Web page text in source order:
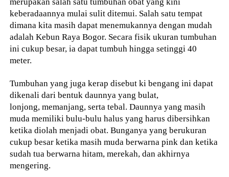
keberadaannya mulai sulit ditemui. Salah satu tempat
dimana kita masih dapat menemukannya dengan mudah
adalah Kebun Raya Bogor. Secara fisik ukuran tumbuhan
ini cukup besar, ia dapat tumbuh hingga setinggi 40
meter.
Tumbuhan yang juga kerap disebut ki bengang ini dapat
dikenali dari bentuk daunnya yang bulat,
lonjong, memanjang, serta tebal. Daunnya yang masih
muda memiliki bulu-bulu halus yang harus dibersihkan
ketika diolah menjadi obat. Bunganya yang berukuran
cukup besar ketika masih muda berwarna pink dan ketika
sudah tua berwarna hitam, merekah, dan akhirnya
mengering.